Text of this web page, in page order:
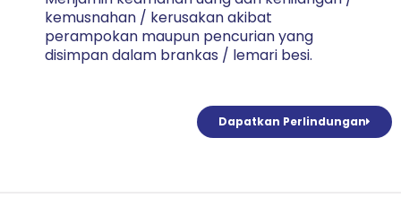
kemusnahan / kerusakan akibat
perampokan maupun pencurian yang
disimpan dalam brankas / lemari besi.
Dapatkan Perlindungan